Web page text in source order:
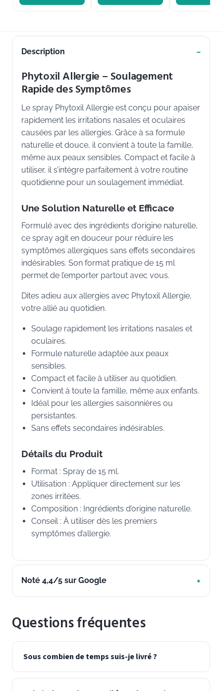
Description
Phytoxil Allergie – Soulagement
Rapide des Symptômes
Le spray Phytoxil Allergie est conçu pour apaiser
rapidement les irritations nasales et oculaires
causées par les allergies. Grâce à sa formule
naturelle et douce, il convient à toute la famille,
même aux peaux sensibles. Compact et facile à
utiliser, il s’intègre parfaitement à votre routine
quotidienne pour un soulagement immédiat.
Une Solution Naturelle et Efficace
Formulé avec des ingrédients d’origine naturelle,
ce spray agit en douceur pour réduire les
symptômes allergiques sans effets secondaires
indésirables. Son format pratique de 15 ml
permet de l’emporter partout avec vous.
Dites adieu aux allergies avec Phytoxil Allergie,
votre allié au quotidien.
Soulage rapidement les irritations nasales et
oculaires.
Formule naturelle adaptée aux peaux
sensibles.
Compact et facile à utiliser au quotidien.
Convient à toute la famille, même aux enfants.
Idéal pour les allergies saisonnières ou
persistantes.
Sans effets secondaires indésirables.
Détails du Produit
Format : Spray de 15 ml.
Utilisation : Appliquer directement sur les
zones irritées.
Composition : Ingrédients d’origine naturelle.
Conseil : À utiliser dès les premiers
symptômes d’allergie.
Noté 4,4/5 sur Google
Questions fréquentes
Sous combien de temps suis-je livré ?